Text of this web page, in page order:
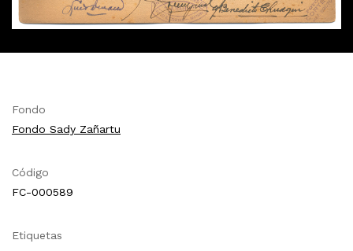
Fondo
Fondo Sady Zañartu
Código
FC-000589
Etiquetas